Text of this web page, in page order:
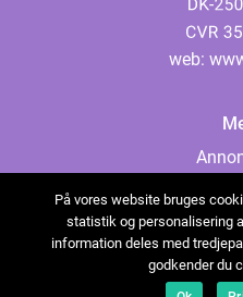
web:
På vores website bruges
statistik og personalisering
information deles med
godkender du